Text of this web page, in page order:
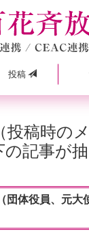
投稿
投稿時の
記事が
体役員、元大